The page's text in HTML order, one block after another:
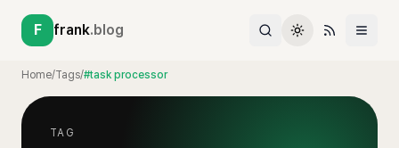
F frank.blog
Home/Tags/#task processor
TAG